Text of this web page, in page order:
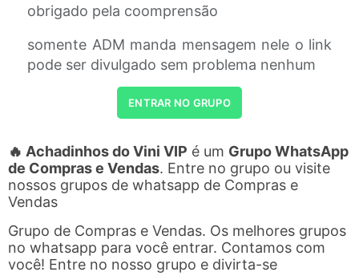
obrigado pela coomprensão
somente ADM manda mensagem nele o link
pode ser divulgado sem problema nenhum
ENTRAR NO GRUPO
🔥 Achadinhos do Vini VIP é um Grupo WhatsApp
de Compras e Vendas. Entre no grupo ou visite
nossos grupos de whatsapp de Compras e
Vendas
Grupo de Compras e Vendas. Os melhores grupos
no whatsapp para você entrar. Contamos com
você! Entre no nosso grupo e divirta-se